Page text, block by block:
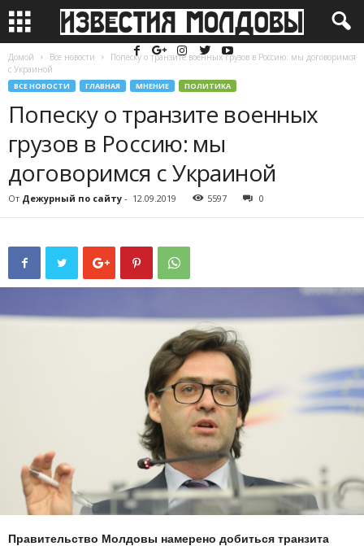
Домой Все новости
Попеску о транзите военных грузов в Россию: мы договоримся
с Украиной
ВСЕ НОВОСТИ ГЛАВНАЯ МНЕНИЕ ПОЛИТИКА
Попеску о транзите военных
грузов в Россию: мы
договоримся с Украиной
От Дежурный по сайту - 12.09.2019 5597 0
Правительство Молдовы намерено добиться транзита